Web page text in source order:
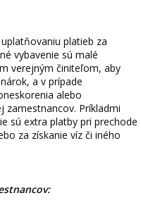
platieb za
vybavenie sú malé
verejným činiteľom, aby
a v prípade
alebo
Príkladmi
sú extra platby pri prechode
za získanie víz či iného